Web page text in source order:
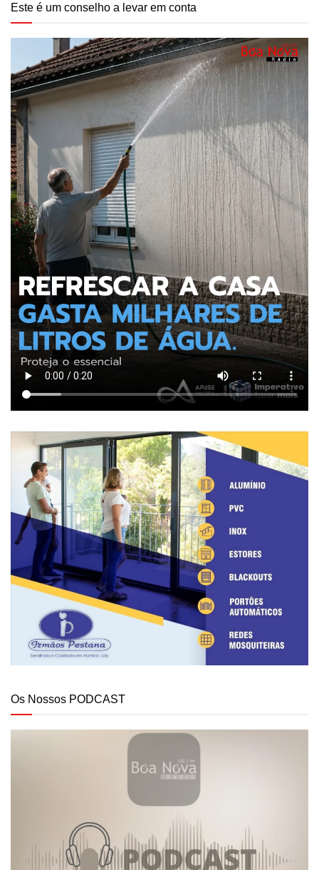
Este é um conselho a levar em conta
Os Nossos PODCAST